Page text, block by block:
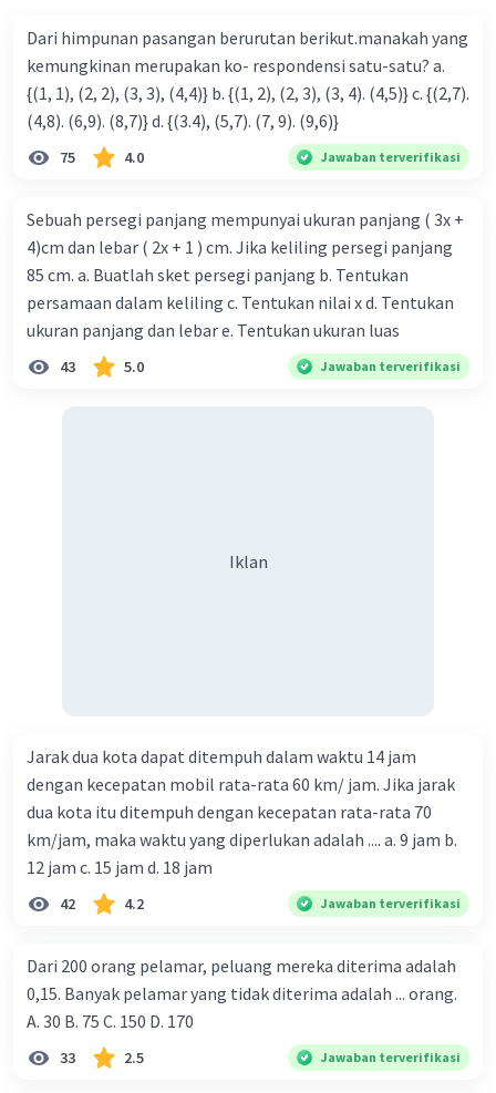
Dari himpunan pasangan berurutan berikut.manakah yang
kemungkinan merupakan ko- respondensi satu-satu? a.
{(1, 1), (2, 2), (3, 3), (4,4)} b. {(1, 2), (2, 3), (3, 4). (4,5)} c. {(2,7).
(4,8). (6,9). (8,7)} d. {(3.4), (5,7). (7, 9). (9,6)}
75 4.0 Jawaban terverifikasi
Sebuah persegi panjang mempunyai ukuran panjang ( 3x +
4)cm dan lebar ( 2x + 1 ) cm. Jika keliling persegi panjang
85 cm. a. Buatlah sket persegi panjang b. Tentukan
persamaan dalam keliling c. Tentukan nilai x d. Tentukan
ukuran panjang dan lebar e. Tentukan ukuran luas
43 5.0 Jawaban terverifikasi
Iklan
Jarak dua kota dapat ditempuh dalam waktu 14 jam
dengan kecepatan mobil rata-rata 60 km/ jam. Jika jarak
dua kota itu ditempuh dengan kecepatan rata-rata 70
km/jam, maka waktu yang diperlukan adalah .... a. 9 jam b.
12 jam c. 15 jam d. 18 jam
42 4.2 Jawaban terverifikasi
Dari 200 orang pelamar, peluang mereka diterima adalah
0,15. Banyak pelamar yang tidak diterima adalah ... orang.
A. 30 B. 75 C. 150 D. 170
33 2.5 Jawaban terverifikasi